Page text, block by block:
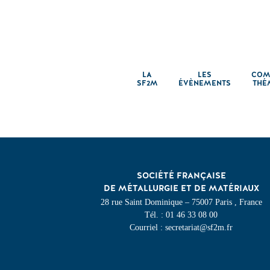
LA
SF2M
LES
ÉVÈNEMENTS
SOCIÉTÉ FRANÇAISE
DE MÉTALLURGIE ET DE MATÉRIAUX
28 rue Saint Dominique – 75007 Paris , France
Tél. : 01 46 33 08 00
Courriel : secretariat@sf2m.fr